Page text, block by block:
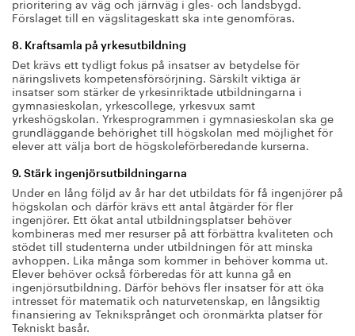
Förslaget till en vägslitageskatt ska inte genomföras.
8. Kraftsamla på yrkesutbildning
Det krävs ett tydligt fokus på insatser av betydelse för
näringslivets kompetensförsörjning. Särskilt viktiga är
insatser som stärker de yrkesinriktade utbildningarna i
gymnasieskolan, yrkescollege, yrkesvux samt
yrkeshögskolan. Yrkesprogrammen i gymnasieskolan ska ge
grundläggande behörighet till högskolan med möjlighet för
elever att välja bort de högskoleförberedande kurserna.
9. Stärk ingenjörsutbildningarna
Under en lång följd av år har det utbildats för få ingenjörer på
högskolan och därför krävs ett antal åtgärder för fler
ingenjörer. Ett ökat antal utbildningsplatser behöver
kombineras med mer resurser på att förbättra kvaliteten och
stödet till studenterna under utbildningen för att minska
avhoppen. Lika många som kommer in behöver komma ut.
Elever behöver också förberedas för att kunna gå en
ingenjörsutbildning. Därför behövs fler insatser för att öka
intresset för matematik och naturvetenskap, en långsiktig
finansiering av Tekniksprånget och öronmärkta platser för
Tekniskt basår.